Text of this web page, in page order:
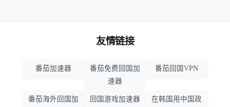
友情链接
番茄加速器
番茄免费回国加
速器
番茄回国VPN
番茄海外回国加 回国游戏加速器 在韩国用中国政